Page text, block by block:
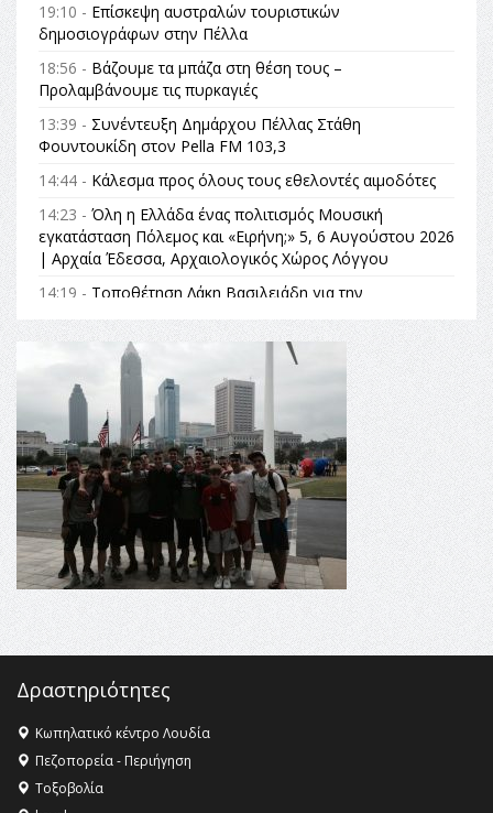
19:10 - Επίσκεψη αυστραλών τουριστικών
δημοσιογράφων στην Πέλλα
18:56 - Βάζουμε τα μπάζα στη θέση τους –
Προλαμβάνουμε τις πυρκαγιές
13:39 - Συνέντευξη Δημάρχου Πέλλας Στάθη
Φουντουκίδη στον Pella FM 103,3
14:44 - Κάλεσμα προς όλους τους εθελοντές αιμοδότες
14:23 - Όλη η Ελλάδα ένας πολιτισμός Μουσική
εγκατάσταση Πόλεμος και «Ειρήνη;» 5, 6 Αυγούστου 2026
| Αρχαία Έδεσσα, Αρχαιολογικός Χώρος Λόγγου
14:19 - Τοποθέτηση Λάκη Βασιλειάδη για την
Αναθεώρηση του Συντάγματος: «Σε τέτοιες κορυφαίες
θεσμικές διαδικασίες υπάρχει μόνο η ευθύνη απέναντι
στις επόμενες γενιές»
16:35 -
Το πρόγραμμα του ΠΑΟΚ στον δεύτερο γύρο του
Champions League!
16:27 -Όλυμπος: Εντάχθηκε στον Κατάλογο Παγκόσμιας
Κληρονομιάς της UNESCO – Ομόφωνη η απόφαση Ο
Όλυμπος αναγνωρίστηκε ως φυσικό και πολιτιστικό
αγαθό εξέχουσας οικουμενικής αξίας για την
ανθρωπότητα
16:18 -ΕΝΟΡΙΑΚΕΣ ΚΑΛΟΚΑΙΡΙΝΕΣ ΔΡΑΣΕΙΣ ΓΙΑ ΠΑΙΔΙΑ
ΣΤΗΝ ΕΔΕΣΣΑ
Δραστηριότητες
Κωπηλατικό κέντρο Λουδία
Πεζοπορεία - Περιήγηση
Τοξοβολία